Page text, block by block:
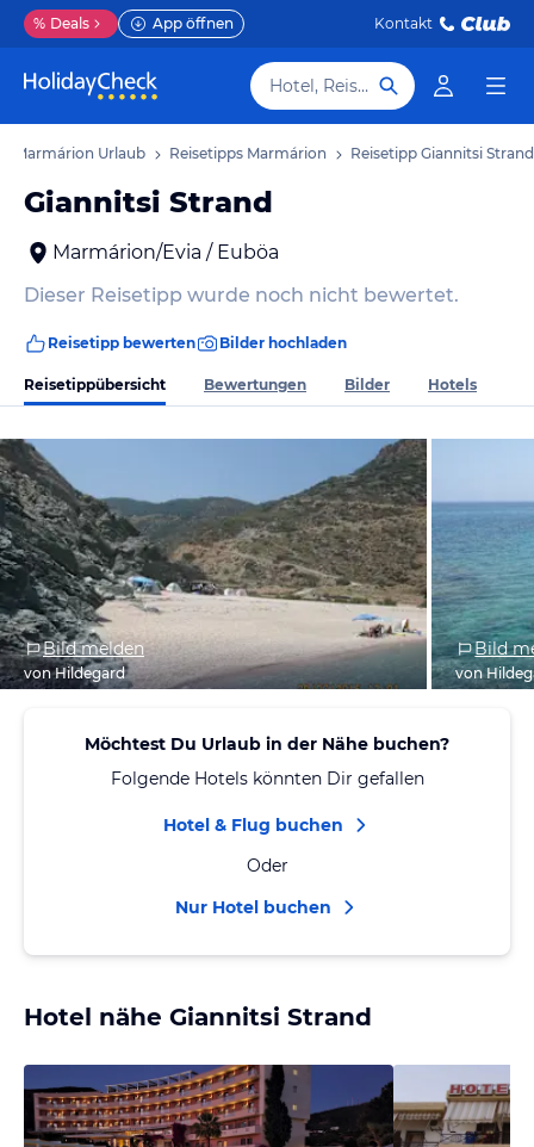
% Deals App öffnen Kontakt
Hotel, Reiseziel
Marmárion Urlaub Reisetipps Marmárion Reisetipp Giannitsi Strand
Giannitsi Strand
Marmárion/Evia / Euböa
Dieser Reisetipp wurde noch nicht bewertet.
Reisetipp bewerten Bilder hochladen
Reisetippübersicht Bewertungen Bilder Hotels
Bild melden
von Hildegard
Bild
von
Möchtest Du Urlaub in der Nähe buchen?
Folgende Hotels könnten Dir gefallen
Hotel & Flug buchen
Oder
Nur Hotel buchen
Hotel nähe Giannitsi Strand